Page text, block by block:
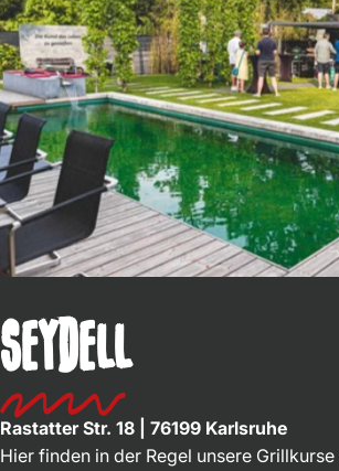
Seydell
Rastatter Str. 18 76199 Karlsruhe
Hier finden in der Regel unsere